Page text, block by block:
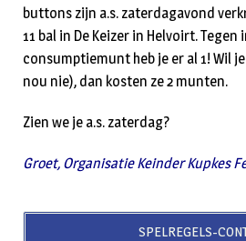
buttons zijn a.s. zaterdagavond
11 bal in De Keizer in Helvoirt. Tegen
consumptiemunt heb je er al 1! Wil
nou nie), dan kosten ze 2 munten.
Zien we je a.s. zaterdag?
Groet, Organisatie Keinder Kupkes
SPELREGELS-